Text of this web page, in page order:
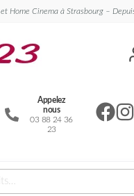
Home Cinema à Strasbourg –
Appelez
nous
03 88 24 36
23